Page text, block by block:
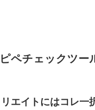
ペチェックツー
リエイトにはコレ一